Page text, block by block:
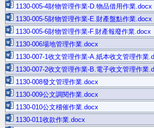
1130-005-4財物管理作業-D.物品借用作業.docx
1130-005-5財物管理作業-E.財產盤點作業.docx
1130-005-6財物管理作業-F.財產報廢作業.docx
1130-006場地管理作業.docx
1130-007-1收文管理作業-A.紙本收文管理作業
1130-007-2收文管理作業-B.電子收文管理作業
1130-008發文管理作業.docx
1130-009公文調閱作業.docx
1130-010公文稽催作業.docx
1130-011收款作業.docx